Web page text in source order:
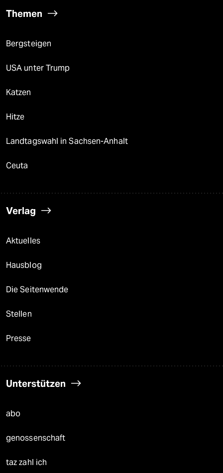
Themen
Bergsteigen
USA unter Trump
Katzen
Hitze
Landtagswahl in Sachsen-Anhalt
Ceuta
Verlag
Aktuelles
Hausblog
Die Seitenwende
Stellen
Presse
Unterstützen
abo
genossenschaft
taz zahl ich